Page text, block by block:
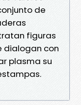
de
figuras
dialogan con
plasma su